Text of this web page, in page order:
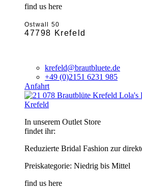
find us here
Ostwall 50
47798 Krefeld
krefeld@brautbluete.de
+49 (0)2151 6231 985
Anfahrt
Krefeld
In unserem Outlet Store
findet ihr:
Reduzierte Bridal Fashion zur
Preiskategorie: Niedrig bis Mittel
find us here